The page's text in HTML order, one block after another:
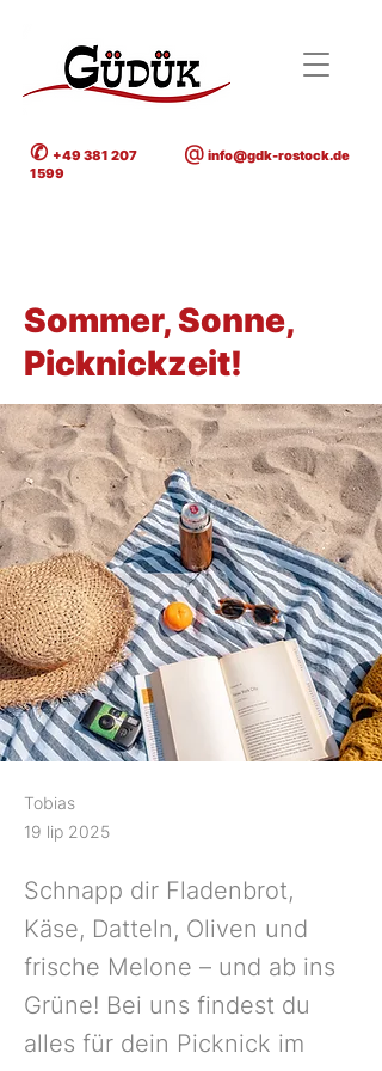
✆ +49 381 207
1599
@ info@gdk-rostock.de
Sommer, Sonne,
Picknickzeit!
Tobias
19 lip 2025
Schnapp dir Fladenbrot,
Käse, Datteln, Oliven und
frische Melone – und ab ins
Grüne! Bei uns findest du
alles für dein Picknick im